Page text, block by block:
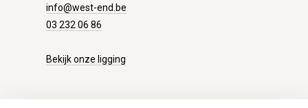
info@west-end.be
03 232 06 86
Bekijk onze ligging